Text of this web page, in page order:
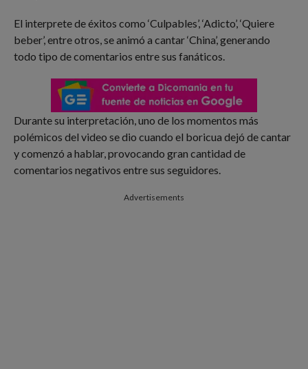
El interprete de éxitos como ‘Culpables’, ‘Adicto’, ‘Quiere
beber’, entre otros, se animó a cantar ‘China’, generando
todo tipo de comentarios entre sus fanáticos.
Durante su interpretación, uno de los momentos más
polémicos del video se dio cuando el boricua dejó de cantar
y comenzó a hablar, provocando gran cantidad de
comentarios negativos entre sus seguidores.
Advertisements